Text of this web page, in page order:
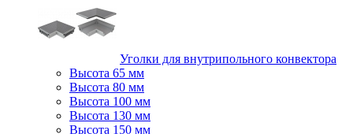
Уголки для внутрипольного конвектора
Высота 65 мм
Высота 80 мм
Высота 100 мм
Высота 130 мм
Высота 150 мм